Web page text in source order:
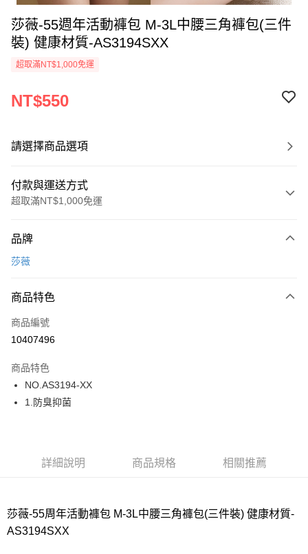
莎薇-55週年活動褲包 M-3L中腰三角褲包(三件
裝) 健康材質-AS3194SXX
超取滿NT$1,000免運
NT$550
請選擇商品選項
付款與運送方式
超取滿NT$1,000免運
信用卡一次付款
LINE Pay
街口支付
運送方式
全家取貨付款
每筆NT$80，滿NT$1,000(含以上)免運費
每筆NT$80，滿NT$1,000(含以上)免運費
付款後7-11取貨
品牌
莎薇
商品特色
商品編號
10407496
商品特色
NO.AS3194-XX
1.防臭抑菌
詳細說明 商品規格 相關推薦
莎薇-55周年活動褲包 M-3L中腰三角褲包(三件裝) 健康材質-
AS3194SXX